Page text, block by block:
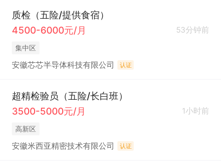
质检（五险/提供食宿）
4500-6000元/月
53分钟前
集中区
安徽芯芯半导体科技有限公司 认证
超精检验员（五险/长白班）
3500-5000元/月
1小时前
高新区
安徽米西亚精密技术有限公司 认证